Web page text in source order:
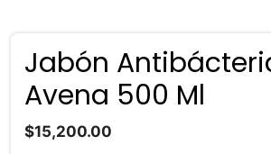
Jabón
Avena 500 Ml
$15,200.00